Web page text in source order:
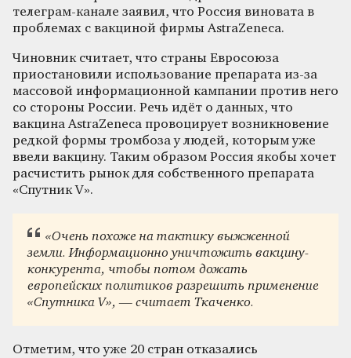
телеграм-канале заявил, что Россия виновата в
проблемах с вакциной фирмы AstraZeneca.
Чиновник считает, что страны Евросоюза
приостановили использование препарата из-за
массовой информационной кампании против него
со стороны России. Речь идёт о данных, что
вакцина AstraZeneca провоцирует возникновение
редкой формы тромбоза у людей, которым уже
ввели вакцину. Таким образом Россия якобы хочет
расчистить рынок для собственного препарата
«Спутник V».
«Очень похоже на тактику выжженной
земли. Информационно уничтожить вакцину-
конкурента, чтобы потом дожать
европейских политиков разрешить применение
«Спутника V», — считает Ткаченко.
Отметим, что уже 20 стран отказались